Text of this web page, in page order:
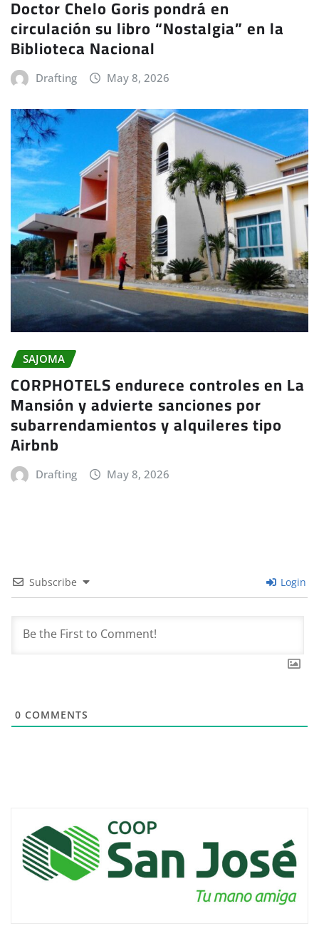
Doctor Chelo Goris pondrá en
circulación su libro “Nostalgia” en la
Biblioteca Nacional
Drafting May 8, 2026
SAJOMA
CORPHOTELS endurece controles en La
Mansión y advierte sanciones por
subarrendamientos y alquileres tipo
Airbnb
Drafting May 8, 2026
Subscribe Login
0 COMMENTS